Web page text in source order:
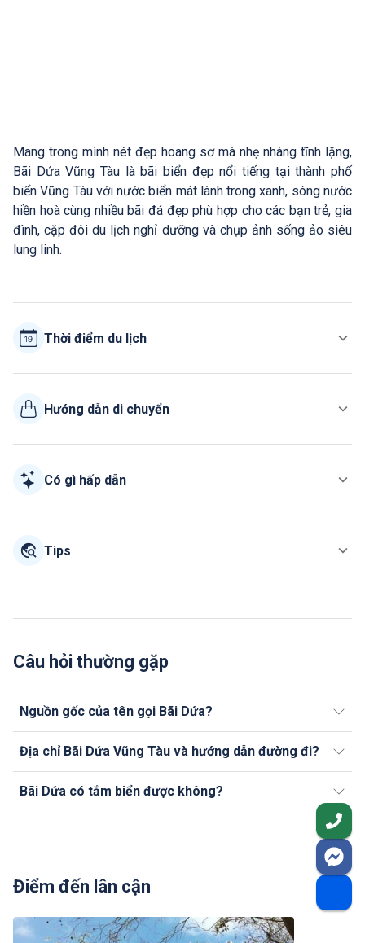
Mang trong mình nét đẹp hoang sơ mà nhẹ nhàng tĩnh lặng,
Bãi Dứa Vũng Tàu là bãi biển đẹp nổi tiếng tại thành phố
biển Vũng Tàu với nước biển mát lành trong xanh, sóng nước
hiền hoà cùng nhiều bãi đá đẹp phù hợp cho các bạn trẻ, gia
đình, cặp đôi du lịch nghỉ dưỡng và chụp ảnh sống ảo siêu
lung linh.
Thời điểm du lịch
Hướng dẫn di chuyển
Có gì hấp dẫn
Tips
Câu hỏi thường gặp
Nguồn gốc của tên gọi Bãi Dứa?
Địa chỉ Bãi Dứa Vũng Tàu và hướng dẫn đường đi?
Bãi Dứa có tắm biển được không?
Điểm đến lân cận